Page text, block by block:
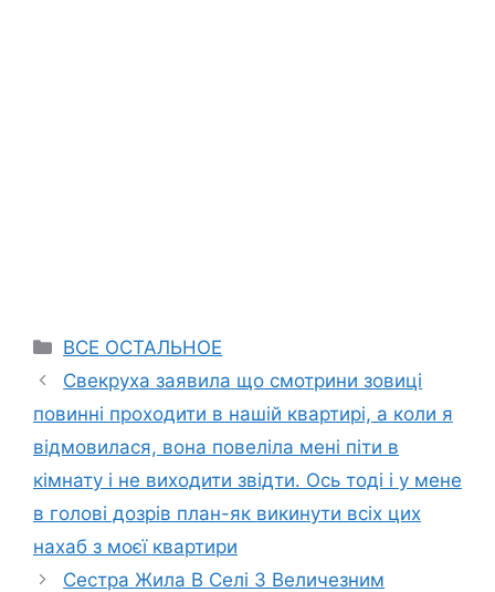
Categories
ВСЕ ОСТАЛЬНОЕ
Свекруха заявила що смотрини зовиці
повинні проходити в нашій квартирі, а коли я
відмовилася, вона повеліла мені піти в
кімнату і не виходити звідти. Ось тоді і у мене
в голові дозрів план-як викинути всіх цих
нахаб з моєї квартири
Сестра Жила В Селі З Величезним